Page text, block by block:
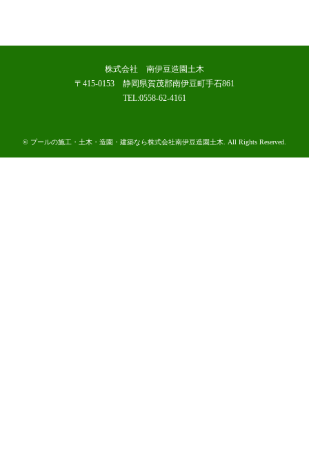
株式会社 南伊豆造園土木
〒415-0153 静岡県賀茂郡南伊豆町手石861
TEL:0558-62-4161
© プールの施工・土木・造園・建築なら株式会社南伊豆造園土木. All Rights Reserved.